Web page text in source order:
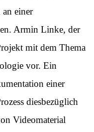
an einer
Armin Linke, der
mit dem Thema
vor. Ein
einer
diesbezüglich
Videomaterial